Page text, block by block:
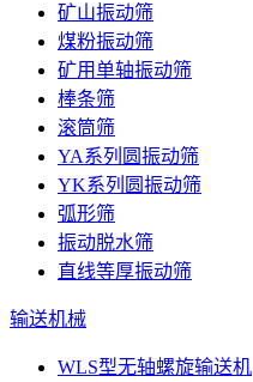
矿山振动筛
煤粉振动筛
矿用单轴振动筛
棒条筛
滚筒筛
YA系列圆振动筛
YK系列圆振动筛
弧形筛
振动脱水筛
直线等厚振动筛
输送机械
WLS型无轴螺旋输送机